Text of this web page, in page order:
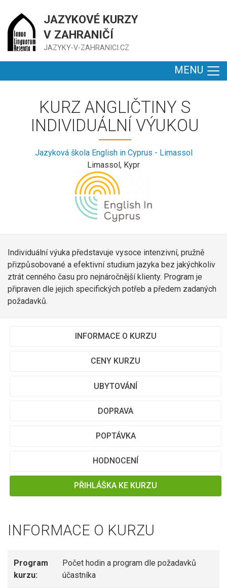
JAZYKOVÉ KURZY
V ZAHRANIČÍ
JAZYKY-V-ZAHRANICI.CZ
MENU
KURZ ANGLIČTINY S
INDIVIDUÁLNÍ VÝUKOU
Jazyková škola English in Cyprus - Limassol
Limassol, Kypr
Individuální výuka představuje vysoce intenzivní, pružně
přizpůsobované a efektivní studium jazyka bez jakýchkoliv
ztrát cenného času pro nejnáročnější klienty. Program je
připraven dle jejich specifických potřeb a předem zadaných
požadavků.
INFORMACE O KURZU
CENY KURZU
UBYTOVÁNÍ
DOPRAVA
POPTÁVKA
HODNOCENÍ
PŘIHLÁŠKA KE KURZU
INFORMACE O KURZU
Program
kurzu:
Počet hodin a program dle požadavků
účastníka